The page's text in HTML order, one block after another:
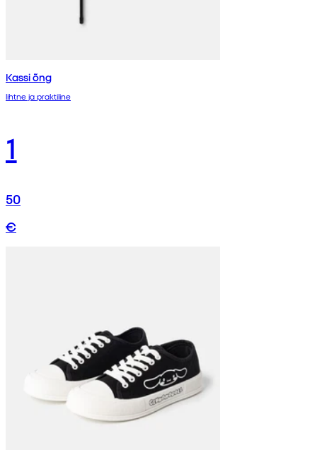
Kassi õng
lihtne ja praktiline
1
50
€